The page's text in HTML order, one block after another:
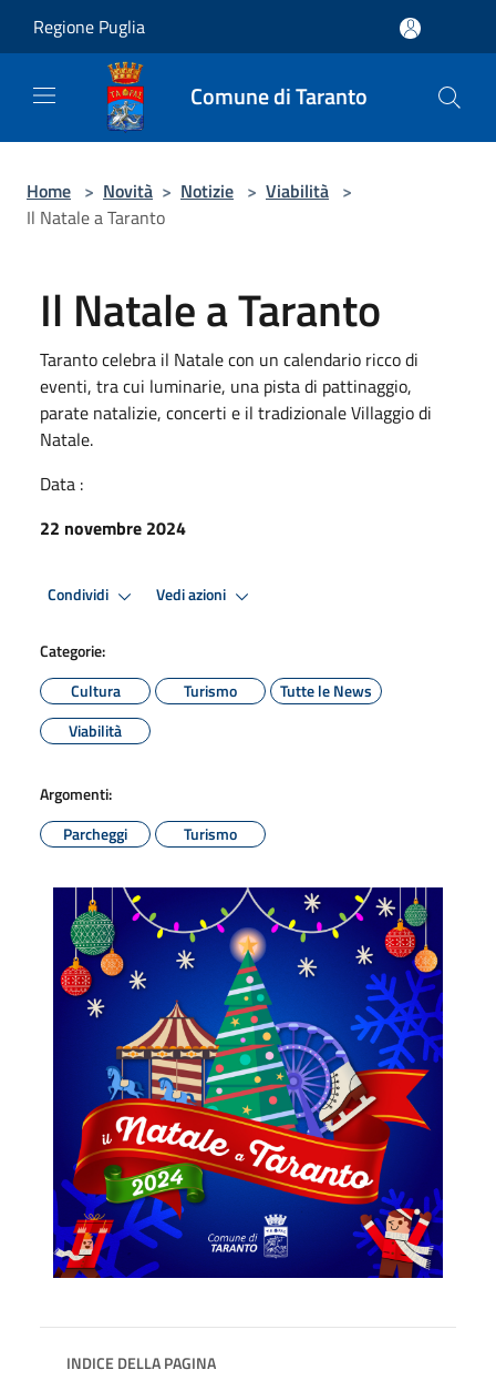
Regione Puglia
Comune di Taranto
Home > Novità > Notizie > Viabilità >
Il Natale a Taranto
Il Natale a Taranto
Taranto celebra il Natale con un calendario ricco di
eventi, tra cui luminarie, una pista di pattinaggio,
parate natalizie, concerti e il tradizionale Villaggio di
Natale.
Data :
22 novembre 2024
Condividi Vedi azioni
Categorie:
Cultura
Turismo
Tutte le News
Viabilità
Argomenti:
Parcheggi
Turismo
INDICE DELLA PAGINA